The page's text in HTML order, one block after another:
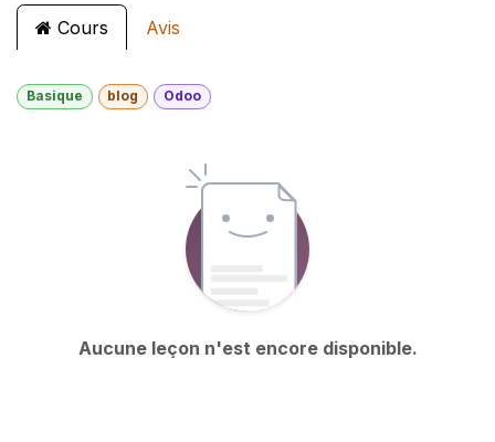
Cours Avis
Basique blog Odoo
Aucune leçon n'est encore disponible.